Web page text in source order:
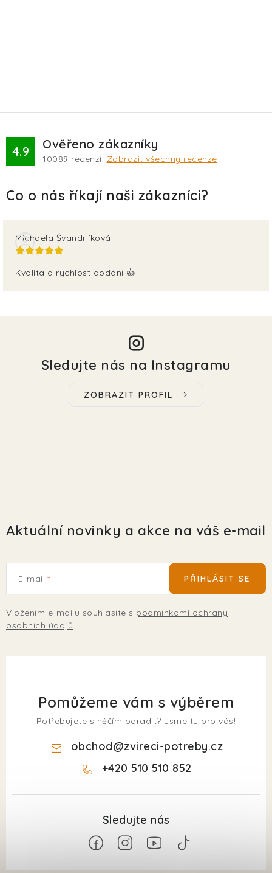
4.9 Ověřeno zákazníky
10089 recenzí. Zobrazit všechny recenze
Michaela Švandrlíková
Kvalita a rychlost dodání 👍
Sledujte nás na Instagramu
ZOBRAZIT PROFIL
Aktuální novinky a akce na váš e-mail
E-mail
Vložením e-mailu souhlasíte s podmínkami ochrany
osobních údajů
PŘIHLÁSIT SE
Pomůžeme vám s výběrem
Potřebujete s něčím poradit? Jsme tu pro vás!
obchod@zvireci-potreby.cz
+420 510 510 852